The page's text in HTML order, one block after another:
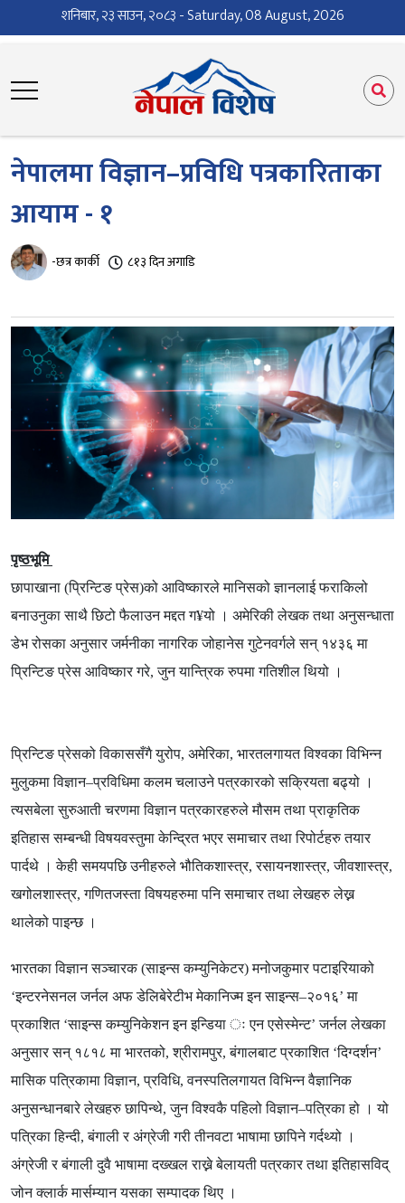
शनिबार, २३ साउन, २०८३ - Saturday, 08 August, 2026
नेपालमा विज्ञान–प्रविधि पत्रकारिताका
आयाम - १
-छत्र कार्की ८१३ दिन अगाडि
पृष्ठभूमि
छापाखाना (प्रिन्टिङ प्रेस)को आविष्कारले मानिसको ज्ञानलाई फराकिलो
बनाउनुका साथै छिटो फैलाउन मद्दत ग¥यो । अमेरिकी लेखक तथा अनुसन्धाता
डेभ रोसका अनुसार जर्मनीका नागरिक जोहानेस गुटेनवर्गले सन् १४३६ मा
प्रिन्टिङ प्रेस आविष्कार गरे,जुन यान्त्रिक रुपमा गतिशील थियो ।
प्रिन्टिङ प्रेसको विकाससँगै युरोप, अमेरिका, भारतलगायत विश्वका विभिन्न
मुलुकमा विज्ञान–प्रविधिमा कलम चलाउने पत्रकारको सक्रियता बढ्यो ।
त्यसबेला सुरुआती चरणमा विज्ञान पत्रकारहरुले मौसम तथा प्राकृतिक
इतिहास सम्बन्धी विषयवस्तुमा केन्द्रित भएर समाचार तथा रिपोर्टहरु तयार
पार्दथे । केही समयपछि उनीहरुले भौतिकशास्त्र,रसायनशास्त्र,जीवशास्त्र,
खगोलशास्त्र,गणितजस्ता विषयहरुमा पनि समाचार तथा लेखहरु लेख्न
थालेको पाइन्छ ।
भारतका विज्ञान सञ्चारक(साइन्स कम्युनिकेटर)मनोजकुमार पटाइरियाको
‘इन्टरनेसनल जर्नल अफ डेलिबेरेटीभ मेकानिज्म इन साइन्स–२०१६’मा
प्रकाशित ‘साइन्स कम्युनिकेशन इन इन्डिया ः एन एसेस्मेन्ट’जर्नल लेखका
अनुसार सन् १८१८ मा भारतको,श्रीरामपुर,बंगालबाट प्रकाशित ‘दिग्दर्शन’
मासिक पत्रिकामा विज्ञान,प्रविधि,वनस्पतिलगायत विभिन्न वैज्ञानिक
अनुसन्धानबारे लेखहरु छापिन्थे,जुन विश्वकै पहिलो विज्ञान–पत्रिका हो । यो
पत्रिका हिन्दी,बंगाली र अंग्रेजी गरी तीनवटा भाषामा छापिने गर्दथ्यो ।
अंग्रेजी र बंगाली दुवै भाषामा दख्खल राख्ने बेलायती पत्रकार तथा इतिहासविद्
जोन क्लार्क मार्सम्यान यसका सम्पादक थिए ।